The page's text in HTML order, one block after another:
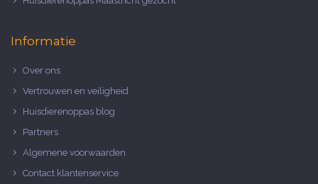
Informatie
Over ons
Vertrouwen en veiligheid
Huisdierenoppas blog
Partners
Algemene voorwaarden
Contact klantenservice